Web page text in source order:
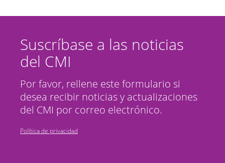
Suscríbase a las noticias
del CMI
Por favor, rellene este formulario si
desea recibir noticias y actualizaciones
del CMI por correo electrónico.
Política de privacidad